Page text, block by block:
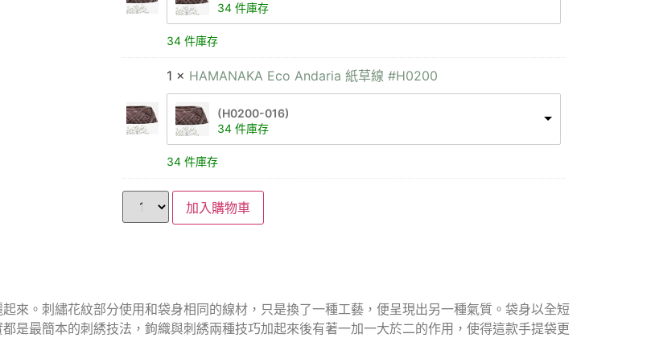
34 件庫存
34 件庫存
1 × HAMANAKA Eco Andaria 紙草線 #H0200
(H0200-016)
34 件庫存
34 件庫存
加入購物車
來。刺繡花紋部分使用和袋身相同的線材，只是換了一種工藝，便呈現出另一種氣質。袋身以全短
是最簡本的刺綉技法，鉤織與刺綉兩種技巧加起來後有著一加一大於二的作用，使得這款手提袋更